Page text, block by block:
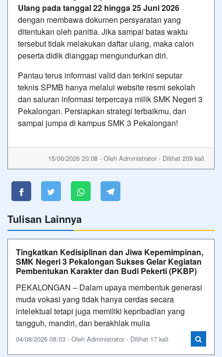
Ulang pada tanggal 22 hingga 25 Juni 2026
dengan membawa dokumen persyaratan yang
ditentukan oleh panitia. Jika sampai batas waktu
tersebut tidak melakukan daftar ulang, maka calon
peserta didik dianggap mengundurkan diri.
Pantau terus informasi valid dan terkini seputar
teknis SPMB hanya melalui website resmi sekolah
dan saluran informasi terpercaya milik SMK Negeri 3
Pekalongan. Persiapkan strategi terbaikmu, dan
sampai jumpa di kampus SMK 3 Pekalongan!
15/06/2026 20:08 - Oleh Administrator - Dilihat 209 kali
Tulisan Lainnya
Tingkatkan Kedisiplinan dan Jiwa Kepemimpinan,
SMK Negeri 3 Pekalongan Sukses Gelar Kegiatan
Pembentukan Karakter dan Budi Pekerti (PKBP)
PEKALONGAN – Dalam upaya membentuk generasi
muda vokasi yang tidak hanya cerdas secara
intelektual tetapi juga memiliki kepribadian yang
tangguh, mandiri, dan berakhlak mulia
04/08/2026 08:03 - Oleh Administrator - Dilihat 17 kali